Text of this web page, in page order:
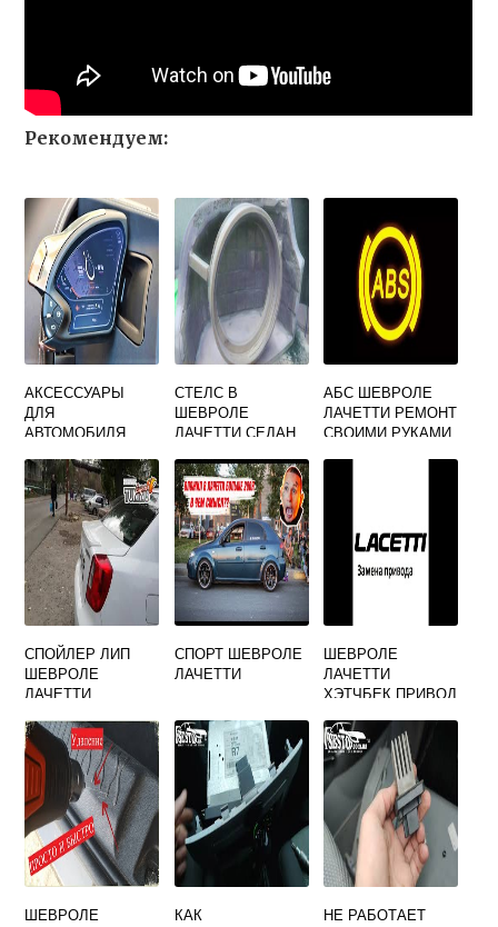
Рекомендуем:
АКСЕССУАРЫ
ДЛЯ
АВТОМОБИЛЯ
ЛАЧЕТТИ СЕДАН
СТЕЛС В
ШЕВРОЛЕ
ЛАЧЕТТИ СЕДАН
АБС ШЕВРОЛЕ
ЛАЧЕТТИ РЕМОНТ
СВОИМИ РУКАМИ
СПОЙЛЕР ЛИП
ШЕВРОЛЕ
ЛАЧЕТТИ
СПОРТ ШЕВРОЛЕ
ЛАЧЕТТИ
ШЕВРОЛЕ
ЛАЧЕТТИ
ХЭТЧБЕК ПРИВОД
ШЕВРОЛЕ
КАК
НЕ РАБОТАЕТ